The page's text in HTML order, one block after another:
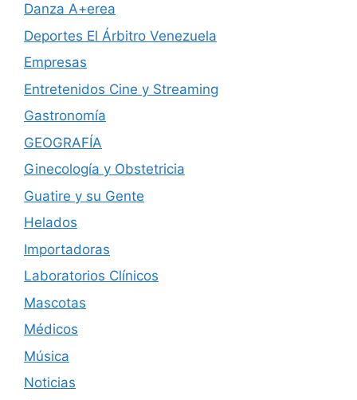
Danza A+erea
Deportes El Árbitro Venezuela
Empresas
Entretenidos Cine y Streaming
Gastronomía
GEOGRAFÍA
Ginecología y Obstetricia
Guatire y su Gente
Helados
Importadoras
Laboratorios Clínicos
Mascotas
Médicos
Música
Noticias